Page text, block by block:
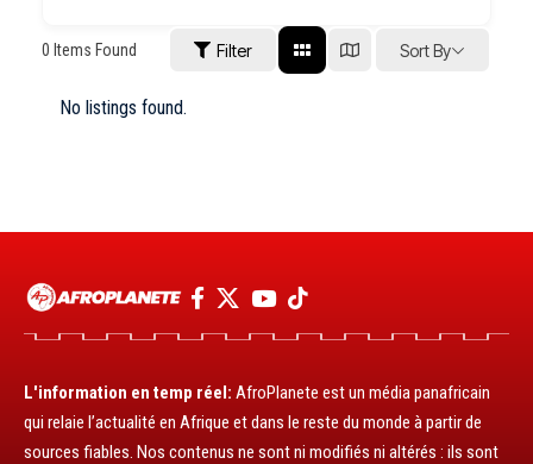
0 Items Found Filter Sort By
No listings found.
L'information en temp réel: AfroPlanete est un média panafricain
qui relaie l’actualité en Afrique et dans le reste du monde à partir de
sources fiables. Nos contenus ne sont ni modifiés ni altérés : ils sont